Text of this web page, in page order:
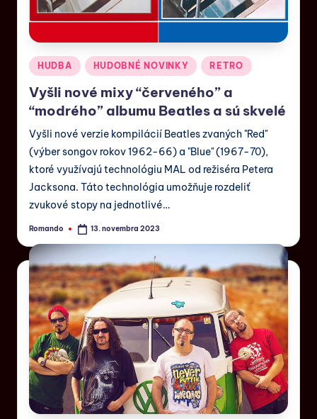
HUDBA HUDOBNÉ NOVINKY RETRO
Vyšli nové mixy “červeného” a
“modrého” albumu Beatles a sú skvelé
Vyšli nové verzie kompilácií Beatles zvaných "Red"
(výber songov rokov 1962-66) a "Blue" (1967-70),
ktoré využívajú technológiu MAL od režiséra Petera
Jacksona. Táto technológia umožňuje rozdeliť
zvukové stopy na jednotlivé…
Romando 13. novembra 2023